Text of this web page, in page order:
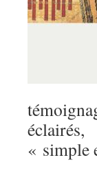
éclairés,
« simple